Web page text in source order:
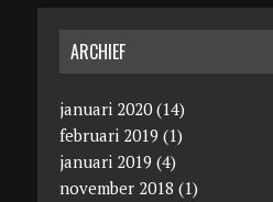
ARCHIEF
januari 2020(14)
februari 2019 (1)
januari 2019 (4)
november 2018 (1)